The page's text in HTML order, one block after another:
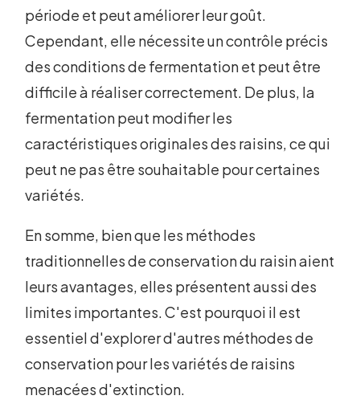
période et peut améliorer leur goût.
Cependant, elle nécessite un contrôle précis
des conditions de fermentation et peut être
difficile à réaliser correctement. De plus, la
fermentation peut modifier les
caractéristiques originales des raisins, ce qui
peut ne pas être souhaitable pour certaines
variétés.
En somme, bien que les méthodes
traditionnelles de conservation du raisin aient
leurs avantages, elles présentent aussi des
limites importantes. C'est pourquoi il est
essentiel d'explorer d'autres méthodes de
conservation pour les variétés de raisins
menacées d'extinction.